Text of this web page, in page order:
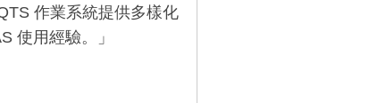
作業系統提供多樣化
使用經驗。」